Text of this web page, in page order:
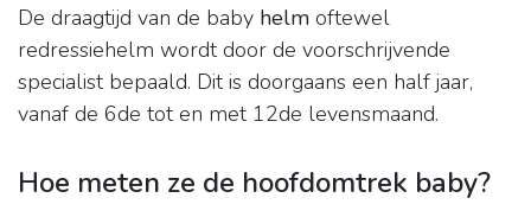
De draagtijd van de baby helm oftewel
redressiehelm wordt door de voorschrijvende
specialist bepaald. Dit is doorgaans een half jaar,
vanaf de 6de tot en met 12de levensmaand.
Hoe meten ze de hoofdomtrek baby?